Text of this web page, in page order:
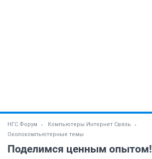
НГС.Форум
Компьютеры Интернет Связь
Околокомпьютерные темы
Поделимся ценным опытом!